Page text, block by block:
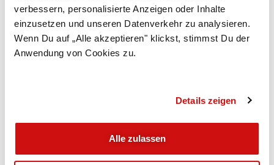
verbessern, personalisierte Anzeigen oder Inhalte
einzusetzen und unseren Datenverkehr zu analysieren.
Wenn Du auf „Alle akzeptieren" klickst, stimmst Du der
Anwendung von Cookies zu.
Details zeigen
Alle zulassen
mit Manu
Achtsames gehen, mit Atmung für eine klare
Ausrichtung
Mobilisation und
Beweglichkeit